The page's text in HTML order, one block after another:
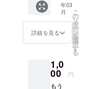
に、頑張っ
ています。
【個々の経
歴】
施設経験 10
年以上
たちの
プロ
ジェク
トを応
援して
くれる
礼の
メッ
セージ
を送り
年03
月
詳細を見る
こ
の
リ
タ
ー
ン
を
選
択
す
る
1,0
00 円
もう